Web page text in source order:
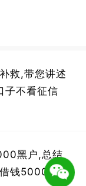
救,带您讲述
子不看征信
黑户,总结
钱5000元